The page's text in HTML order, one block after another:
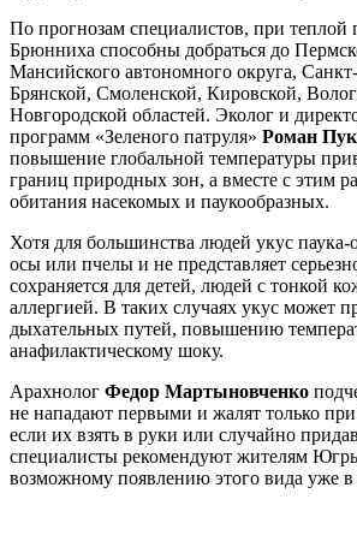
По прогнозам специалистов, при теплой
Брюнниха способны добраться до
Мансийского автономного округа,
Брянской, Смоленской, Кировской,
Новгородской областей. Эколог и
программ «Зеленого патруля» Роман
повышение глобальной температуры
границ природных зон, а вместе с этим
обитания насекомых и паукообразных.
Хотя для большинства людей укус
осы или пчелы и не представляет
сохраняется для детей, людей с тонкой
аллергией. В таких случаях укус может
дыхательных путей, повышению
анафилактическому шоку.
Арахнолог Федор Мартыновченко
не нападают первыми и жалят только
если их взять в руки или случайно
специалисты рекомендуют жителям
возможному появлению этого вида уже